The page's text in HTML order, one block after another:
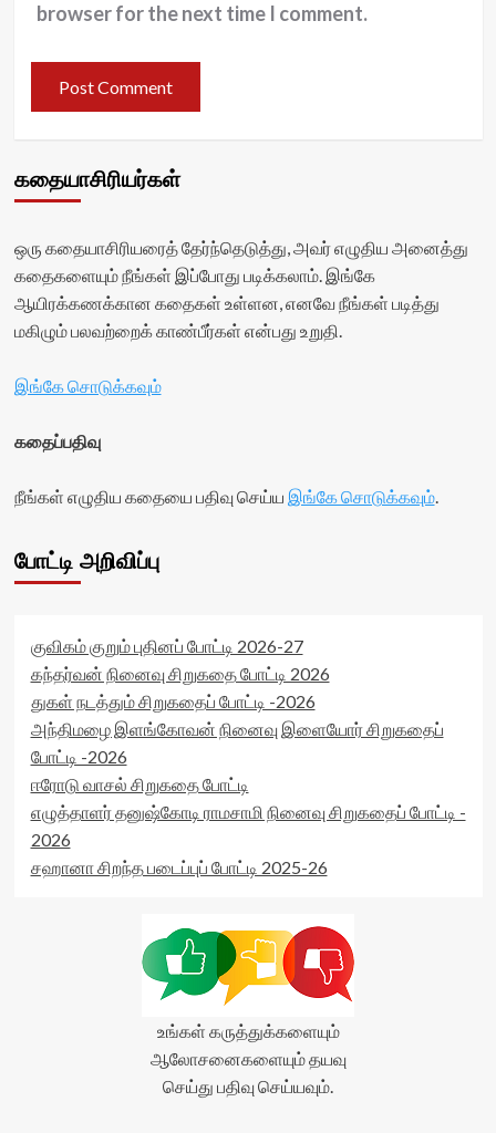
browser for the next time I comment.
கதையாசிரியர்கள்
ஒரு கதையாசிரியரைத் தேர்ந்தெடுத்து, அவர் எழுதிய அனைத்து
கதைகளையும் நீங்கள் இப்போது படிக்கலாம். இங்கே
ஆயிரக்கணக்கான கதைகள் உள்ளன, எனவே நீங்கள் படித்து
மகிழும் பலவற்றைக் காண்பீர்கள் என்பது உறுதி.
இங்கே சொடுக்கவும்
கதைப்பதிவு
நீங்கள் எழுதிய கதையை பதிவு செய்ய இங்கே சொடுக்கவும்.
போட்டி அறிவிப்பு
குவிகம் குறும் புதினப் போட்டி 2026-27
கந்தர்வன் நினைவு சிறுகதை போட்டி 2026
துகள் நடத்தும் சிறுகதைப் போட்டி -2026
அந்திமழை இளங்கோவன் நினைவு இளையோர் சிறுகதைப்
போட்டி -2026
ஈரோடு வாசல் சிறுகதை போட்டி
எழுத்தாளர் தனுஷ்கோடி ராமசாமி நினைவு சிறுகதைப் போட்டி -
2026
சஹானா சிறந்த படைப்புப் போட்டி 2025-26
உங்கள் கருத்துக்களையும்
ஆலோசனைகளையும் தயவு
செய்து பதிவு செய்யவும்.